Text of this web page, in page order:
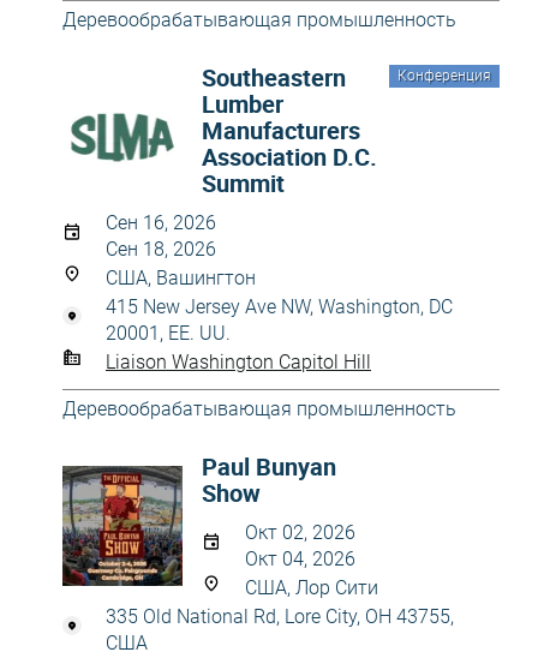
Деревообрабатывающая промышленность
Конференция
Southeastern
Lumber
Manufacturers
Association D.C.
Summit
Сен 16, 2026
Сен 18, 2026
США, Вашингтон
415 New Jersey Ave NW, Washington, DC
20001, EE. UU.
Liaison Washington Capitol Hill
Деревообрабатывающая промышленность
Paul Bunyan
Show
Окт 02, 2026
Окт 04, 2026
США, Лор Сити
335 Old National Rd, Lore City, OH 43755,
США